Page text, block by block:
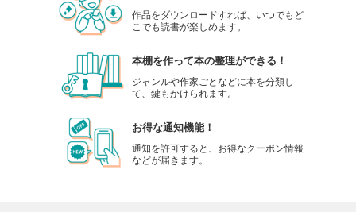
作品をダウンロードすれば、いつでもど
こでも読書が楽しめます。
本棚を作って本の整理ができる！
ジャンルや作家ごとなどに本を分類し
て、鍵もかけられます。
お得な通知機能！
通知を許可すると、お得なクーポン情報
などが届きます。